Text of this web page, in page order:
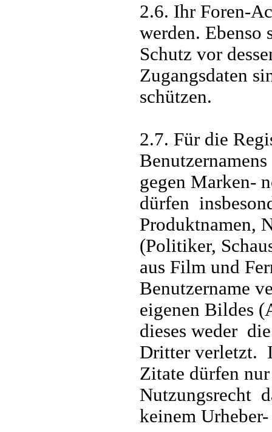
2.6. Ihr Foren-
werden. Ebenso
Schutz vor
Zugangsdaten
schützen.
2.7. Für die
gegen Marken-
dürfen
Produktnamen,
(Politiker,
aus Film und
Benutzername
eigenen Bildes
dieses weder
Dritter verletzt.
Zitate dürfen
Nutzungsrecht
keinem